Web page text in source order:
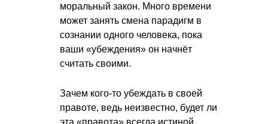
моральный закон. Много времени
может занять смена парадигм в
сознании одного человека, пока
ваши «убеждения» он начнёт
считать своими.
Зачем кого-то убеждать в своей
правоте, ведь неизвестно, будет ли
эта «правота» всегда истиной.